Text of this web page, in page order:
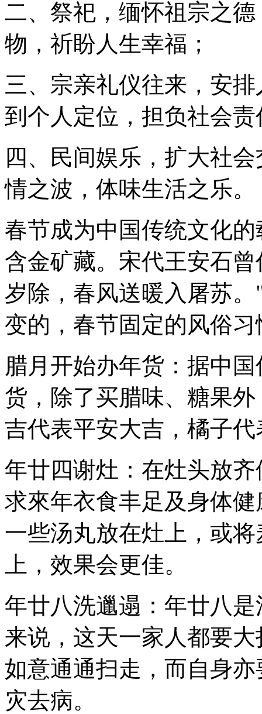
二、祭祀，缅怀祖宗之
物，祈盼人生幸福；
三、宗亲礼仪往来，安
到个人定位，担负社会责
四、民间娱乐，扩大社
情之波，体味生活之乐。
春节成为中国传统文化
含金矿藏。宋代王安石
岁除，春风送暖入屠苏
变的，春节固定的风俗
腊月开始办年货：据中
货，除了买腊味、糖果
吉代表平安大吉，橘子
年廿四谢灶：在灶头放
求來年衣食丰足及身体
一些汤丸放在灶上，或
上，效果会更佳。
年廿八洗邋遢：年廿八
来说，这天一家人都要
如意通通扫走，而自身
灾去病。